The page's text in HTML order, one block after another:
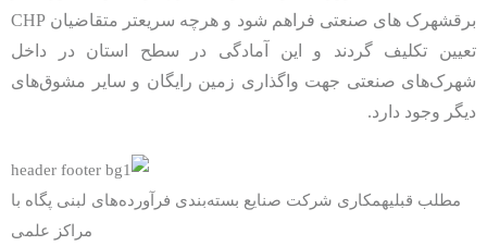
برقشهرک‌ های صنعتی فراهم شود و هرچه سریعتر متقاضیان CHP
تعیین تکلیف گردند و این آمادگی در سطح استان در داخل
شهرک‌های صنعتی جهت واگذاری زمین رایگان و سایر مشوق‌های
دیگر وجود دارد.
مطلب قبلیهمکاری شرکت صنایع بسته‌بندی فرآورده‌های لبنی پگاه با
مراکز علمی